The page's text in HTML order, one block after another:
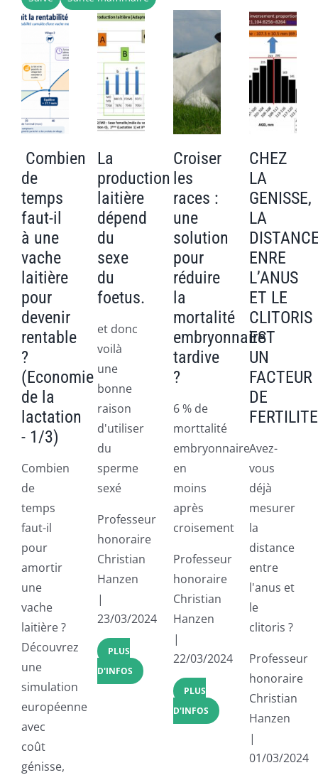
CAPSULES
CONTACT
Combien
de
temps
faut-il
à une
vache
laitière
pour
devenir
rentable
?
(Economie
de la
lactation
- 1/3)
Combien
de
temps
faut-il
pour
amortir
une
vache
laitière ?
Découvrez
une
simulation
européenne
avec
coût
génisse,
La
production
laitière
dépend
du
sexe
du
foetus.
et donc
voilà
une
bonne
raison
d'utiliser
du
sperme
sexé
Professeur
honoraire
Christian
Hanzen
|
23/03/2024
PLUS
D'INFOS
Croiser
les
races :
une
solution
pour
réduire
la
mortalité
embryonnaire
tardive
?
6 % de
morttalité
embryonnaire
en
moins
après
croisement
Professeur
honoraire
Christian
Hanzen
|
22/03/2024
PLUS
D'INFOS
CHEZ
LA
GENISSE,
LA
ENRE
L’ANUS
ET LE
CLITORIS
EST
UN
FACTEUR
DE
FERTILITE
Avez-
vous
déjà
mesurer
la
distance
entre
l'anus et
le
clitoris ?
Professeur
honoraire
Christian
Hanzen
|
01/03/2024